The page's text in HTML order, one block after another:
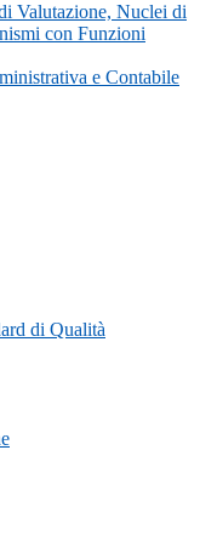
Valutazione, Nuclei di
con Funzioni
e Contabile
di Qualità